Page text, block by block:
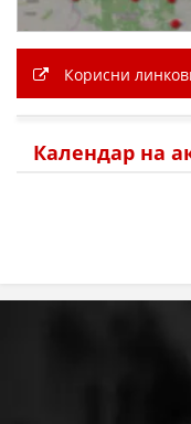
ЕДУКАТИВНО
Корисни
Календар на